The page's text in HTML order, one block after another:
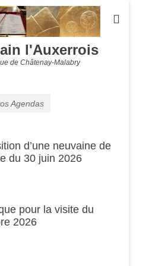
l'Auxerrois
de Châtenay-Malabry
Agendas
d’une neuvaine de
du 30 juin 2026
pour la visite du
2026